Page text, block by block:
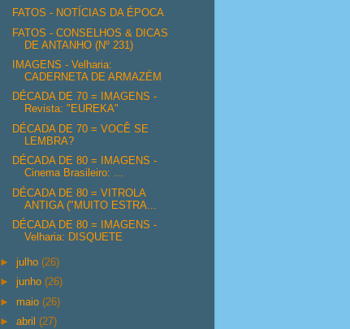
FATOS - NOTÍCIAS DA ÉPOCA
FATOS - CONSELHOS & DICAS
DE ANTANHO (Nº 231)
IMAGENS - Velharia:
CADERNETA DE ARMAZÉM
DÉCADA DE 70 = IMAGENS -
Revista: "EUREKA"
DÉCADA DE 70 = VOCÊ SE
LEMBRA?
DÉCADA DE 80 = IMAGENS -
Cinema Brasileiro: ...
DÉCADA DE 80 = VITROLA
ANTIGA ("MUITO ESTRA...
DÉCADA DE 80 = IMAGENS -
Velharia: DISQUETE
►julho(26)
►junho(26)
► maio(26)
►abril(27)